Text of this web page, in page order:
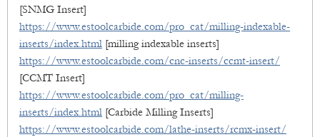
[SNMG Insert]
https://www.estoolcarbide.com/pro_cat/milling-indexable-
inserts/index.html [milling indexable inserts]
https://www.estoolcarbide.com/cnc-inserts/ccmt-insert/
[CCMT Insert]
https://www.estoolcarbide.com/pro_cat/milling-
inserts/index.html [Carbide Milling Inserts]
https://www.estoolcarbide.com/lathe-inserts/rcmx-insert/